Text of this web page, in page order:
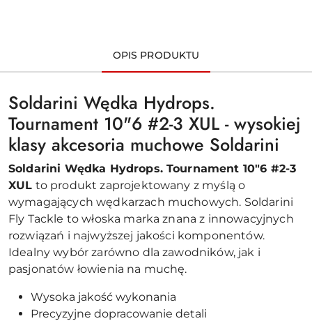
OPIS PRODUKTU
Soldarini Wędka Hydrops.
Tournament 10"6 #2-3 XUL - wysokiej
klasy akcesoria muchowe Soldarini
Soldarini Wędka Hydrops. Tournament 10"6 #2-3
XUL to produkt zaprojektowany z myślą o
wymagających wędkarzach muchowych. Soldarini
Fly Tackle to włoska marka znana z innowacyjnych
rozwiązań i najwyższej jakości komponentów.
Idealny wybór zarówno dla zawodników, jak i
pasjonatów łowienia na muchę.
Wysoka jakość wykonania
Precyzyjne dopracowanie detali